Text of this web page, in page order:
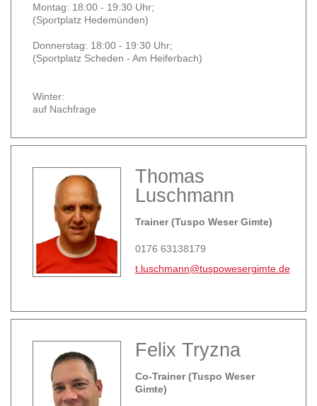
Montag: 18:00 - 19:30 Uhr;
(Sportplatz Hedemünden)
Donnerstag: 18:00 - 19:30 Uhr;
(Sportplatz Scheden - Am Heiferbach)
Winter:
auf Nachfrage
Thomas
Luschmann
Trainer (Tuspo Weser Gimte)
0176 63138179
t.luschmann@tuspowesergimte.de
Felix Tryzna
Co-Trainer (Tuspo Weser
Gimte)